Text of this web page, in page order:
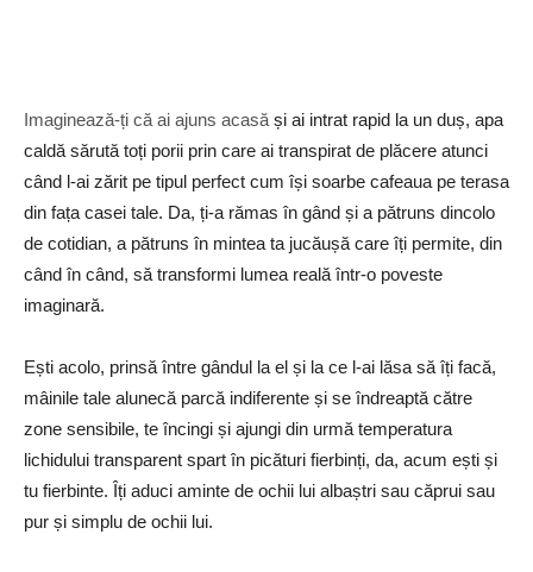
Imaginează-ți că ai ajuns acasă și ai intrat rapid la un duș, apa
caldă sărută toți porii prin care ai transpirat de plăcere atunci
când l-ai zărit pe tipul perfect cum își soarbe cafeaua pe terasa
din fața casei tale. Da, ți-a rămas în gând și a pătruns dincolo
de cotidian, a pătruns în mintea ta jucăușă care îți permite, din
când în când, să transformi lumea reală într-o poveste
imaginară.
Ești acolo, prinsă între gândul la el și la ce l-ai lăsa să îți facă,
mâinile tale alunecă parcă indiferente și se îndreaptă către
zone sensibile, te încingi și ajungi din urmă temperatura
lichidului transparent spart în picături fierbinți, da, acum ești și
tu fierbinte. Îți aduci aminte de ochii lui albaștri sau căprui sau
pur și simplu de ochii lui.